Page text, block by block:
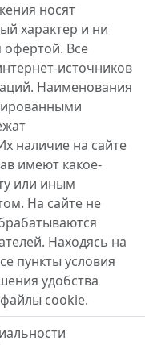
носят
характер и ни
офертой. Все
источников
Наименования
наличие на сайте
имеют какое-
или иным
На сайте не
Находясь на
пункты условия
удобства
cookie.